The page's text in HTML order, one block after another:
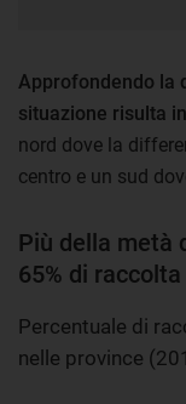
Approfondendo la
situazione risulta
nord dove la
centro e un sud
Più della metà
65% di
Percentuale di
nelle province